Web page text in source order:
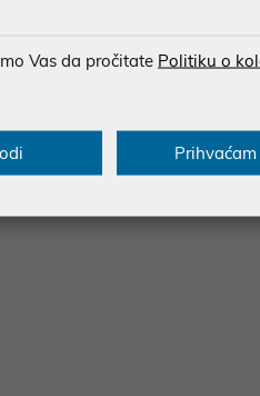
Vas da pročitate Politiku o
Prihvaćam